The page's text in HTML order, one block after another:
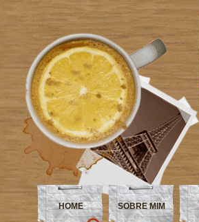
HOME SOBRE MIM